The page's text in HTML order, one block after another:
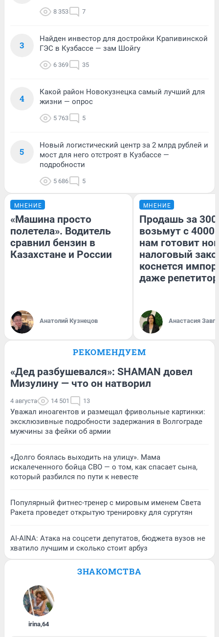
8 353 7
3
Найден инвестор для достройки Крапивинской
ГЭС в Кузбассе — зам Шойгу
6 369 35
4
Какой район Новокузнецка самый лучший для
жизни — опрос
5 763 5
5
Новый логистический центр за 2 млрд рублей и
мост для него отстроят в Кузбассе —
подробности
5 686 5
МНЕНИЕ
«Машина просто
полетела». Водитель
сравнил бензин в
Казахстане и России
Анатолий Кузнецов
МНЕНИЕ
Продашь за
возьмут с
нам готовит
налоговый
коснется
даже
Анастасия
РЕКОМЕНДУЕМ
«Дед разбушевался»: SHAMAN довел
Мизулину — что он натворил
4 августа 14 501 13
Уважал иноагентов и размещал фривольные картинки:
эксклюзивные подробности задержания в Волгограде
мужчины за фейки об армии
«Долго боялась выходить на улицу». Мама
искалеченного бойца СВО — о том, как спасает сына,
который разбился по пути к невесте
Популярный фитнес-тренер с мировым именем Света
Ракета проведет открытую тренировку для сургутян
AI-AINA: Атака на соцсети депутатов, бюджета вузов не
хватило лучшим и сколько стоит арбуз
ЗНАКОМСТВА
irina,64